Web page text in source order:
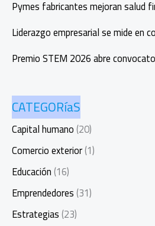
Pymes fabricantes mejoran salud
Liderazgo empresarial se mide en
Premio STEM 2026 abre
CATEGORíaS
Capital humano(20)
Comercio exterior(1)
Educación(16)
Emprendedores(31)
Estrategias(23)